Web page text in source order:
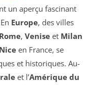
un aperçu fascinant
Europe, des villes
Rome, Venise et Milan
Nice en France, se
et historiques. Au-
et l’Amérique du